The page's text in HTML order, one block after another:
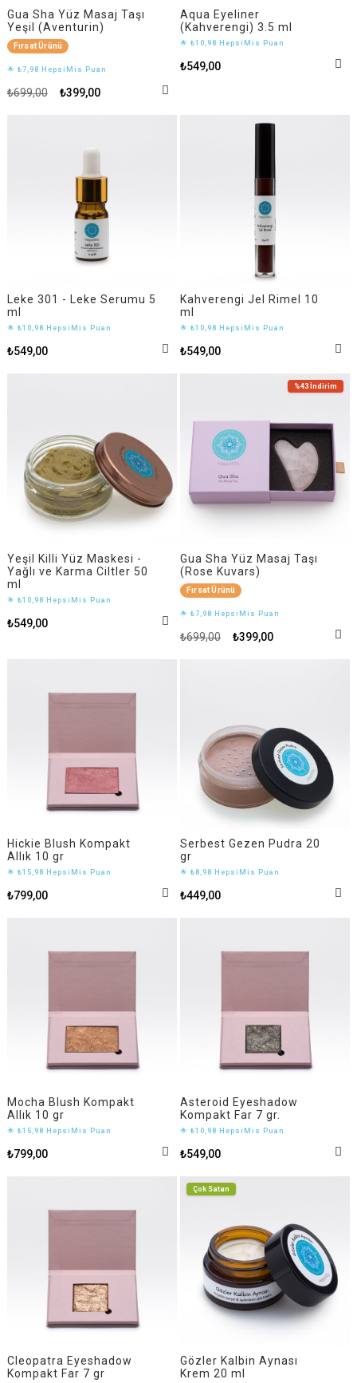
Gua Sha Yüz Masaj Taşı
Yeşil (Aventurin)
Fırsat Ürünü
🌟 ₺7,98 HepsiMis Puan
₺399,00
₺699,00
Aqua Eyeliner
(Kahverengi) 3.5 ml
🌟 ₺10,98 HepsiMis Puan
₺549,00
Leke 301 - Leke Serumu 5
ml
🌟 ₺10,98 HepsiMis Puan
₺549,00
Kahverengi Jel Rimel 10
ml
🌟 ₺10,98 HepsiMis Puan
₺549,00
Yeşil Killi Yüz Maskesi -
Yağlı ve Karma Ciltler 50
ml
🌟 ₺10,98 HepsiMis Puan
₺549,00
Gua Sha Yüz Masaj Taşı
(Rose Kuvars)
Fırsat Ürünü
🌟 ₺7,98 HepsiMis Puan
₺399,00
₺699,00
%43 İndirim
Hickie Blush Kompakt
Allık 10 gr
🌟 ₺15,98 HepsiMis Puan
₺799,00
Serbest Gezen Pudra 20
gr
🌟 ₺8,98 HepsiMis Puan
₺449,00
Mocha Blush Kompakt
Allık 10 gr
🌟 ₺15,98 HepsiMis Puan
₺799,00
Asteroid Eyeshadow
Kompakt Far 7 gr.
🌟 ₺10,98 HepsiMis Puan
₺549,00
Cleopatra Eyeshadow
Kompakt Far 7 gr
Gözler Kalbin Aynası
Krem 20 ml
Çok Satan